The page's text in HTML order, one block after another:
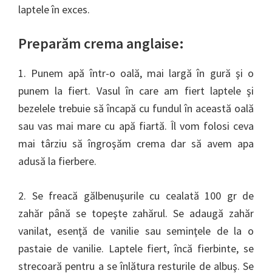
laptele în exces.
Preparăm crema anglaise:
1. Punem apă într-o oală, mai largă în gură şi o
punem la fiert. Vasul în care am fiert laptele şi
bezelele trebuie să încapă cu fundul în această oală
sau vas mai mare cu apă fiartă. Îl vom folosi ceva
mai târziu să îngroşăm crema dar să avem apa
adusă la fierbere.
2. Se freacă gălbenuşurile cu cealată 100 gr de
zahăr până se topeşte zahărul. Se adaugă zahăr
vanilat, esenţă de vanilie sau seminţele de la o
pastaie de vanilie. Laptele fiert, încă fierbinte, se
strecoară pentru a se înlătura resturile de albuş. Se